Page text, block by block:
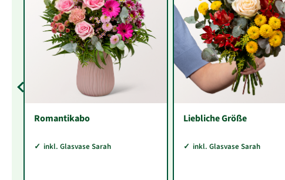
Romantikabo
inkl. Glasvase Sarah
Liebliche Größe
inkl. Glasvase Sarah